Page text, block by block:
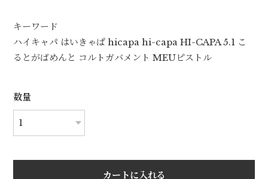
キーワード
ハイキャパ はいきゃぱ hicapa hi-capa HI-CAPA 5.1 こ
るとがばめんと コルトガバメント MEUピストル
数量
カートに入れる